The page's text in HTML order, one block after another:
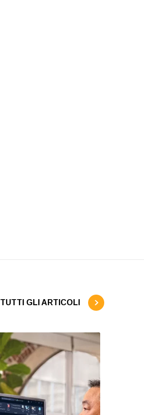
TUTTI GLI ARTICOLI